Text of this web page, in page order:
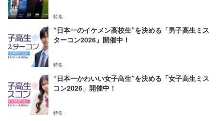
特集
“日本一のイケメン高校生”を決める「男子高生ミス
ターコン2026」開催中！
特集
“日本一かわいい女子高生”を決める「女子高生ミス
コン2026」開催中！
特集